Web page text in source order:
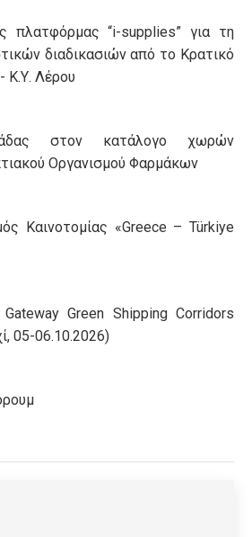
πλατφόρμας “i-supplies” για τη
διαδικασιών από το Κρατικό
Κ.Υ. Λέρου
στον κατάλογο χωρών
Οργανισμού Φαρμάκων
Καινοτομίας «Greece – Türkiye
Gateway Green Shipping Corridors
05-06.10.2026)